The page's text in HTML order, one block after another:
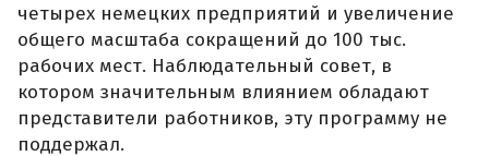
четырех немецких предприятий и увеличение
общего масштаба сокращений до 100 тыс.
рабочих мест. Наблюдательный совет, в
котором значительным влиянием обладают
представители работников, эту программу не
поддержал.